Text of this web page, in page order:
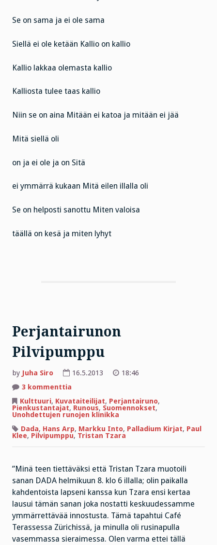
Se on sama ja ei ole sama
Siellä ei ole ketään Kallio on kallio
Kallio lakkaa olemasta kallio
Kalliosta tulee taas kallio
Niin se on aina Mitään ei katoa ja mitään ei jää
Mitä siellä oli
on ja ei ole ja on Sitä
ei ymmärrä kukaan Mitä eilen illalla oli
Se on helposti sanottu Miten valoisa
täällä on kesä ja miten lyhyt
Perjantairunon
Pilvipumppu
by Juha Siro 16.5.2013
18:46
3 kommenttia
Pilvipumppu
Kulttuuri, Kuvataiteilijat, Perjantairuno,
Pienkustantajat, Runous, Suomennokset,
Unohdettujen runojen klinikka
Dada, Hans Arp, Markku Into, Palladium Kirjat, Paul
Klee, Pilvipumppu, Tristan Tzara
”Minä teen tiettäväksi että Tristan Tzara muotoili
sanan DADA helmikuun 8. klo 6 illalla; olin paikalla
kahdentoista lapseni kanssa kun Tzara ensi kertaa
lausui tämän sanan joka nostatti keskuudessamme
ymmärrettävää innostusta. Tämä tapahtui Café
Terassessa Zürichissä, ja minulla oli rusinapulla
vasemmassa sieraimessa. Olen varma ettei tällä